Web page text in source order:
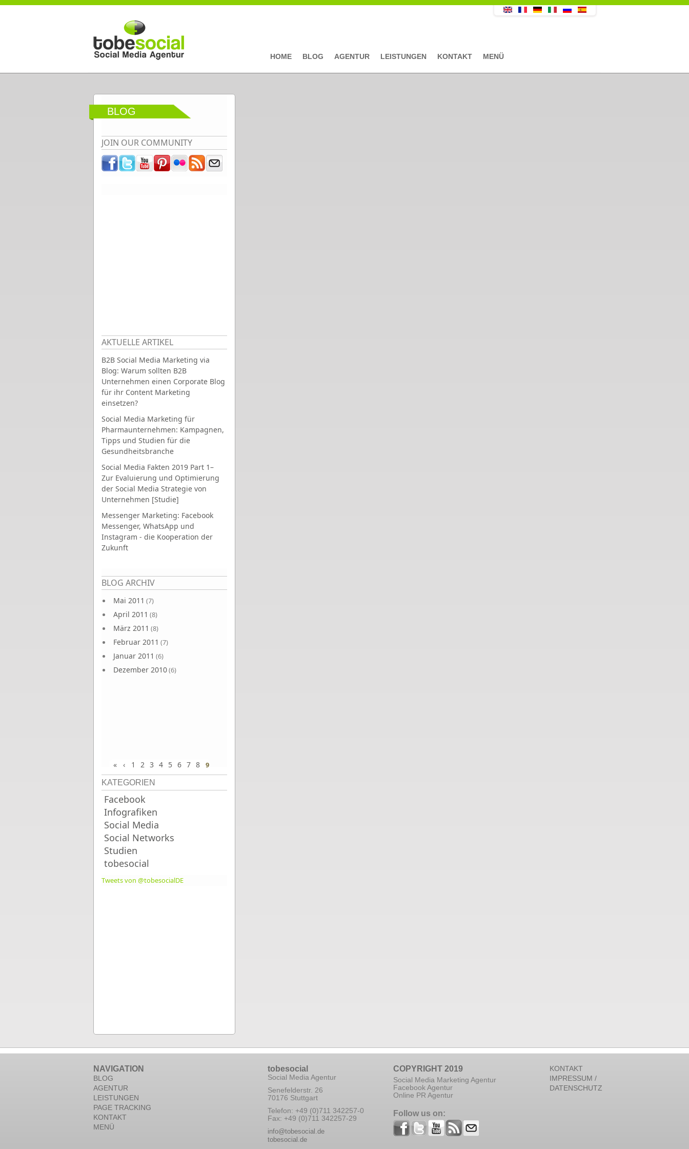
Direkt zum Inhalt
HOME BLOG AGENTUR LEISTUNGEN KONTAKT MENÜ
BLOG
JOIN OUR COMMUNITY
AKTUELLE ARTIKEL
B2B Social Media Marketing via
Blog: Warum sollten B2B
Unternehmen einen Corporate Blog
für ihr Content Marketing
einsetzen?
Social Media Marketing für
Pharmaunternehmen: Kampagnen,
Tipps und Studien für die
Gesundheitsbranche
Social Media Fakten 2019 Part 1–
Zur Evaluierung und Optimierung
der Social Media Strategie von
Unternehmen [Studie]
Messenger Marketing: Facebook
Messenger, WhatsApp und
Instagram - die Kooperation der
Zukunft
BLOG ARCHIV
Mai 2011 (7)
April 2011 (8)
März 2011 (8)
Februar 2011 (7)
Januar 2011 (6)
Dezember 2010(6)
Seiten
« ‹ 1 2 3 4 5 6 7 8 9
KATEGORIEN
Facebook
Infografiken
Social Media
Social Networks
Studien
tobesocial
Tweets von @tobesocialDE
NAVIGATION
BLOG
AGENTUR
LEISTUNGEN
PAGE TRACKING
KONTAKT
MENÜ
tobesocial
Social Media Agentur
Senefelderstr. 26
70176 Stuttgart
Telefon: +49 (0)711 342257-0
Fax: +49 (0)711 342257-29
info@tobesocial.de
tobesocial.de
COPYRIGHT 2019
Social Media Marketing Agentur
Facebook Agentur
Online PR Agentur
Follow us on:
KONTAKT
IMPRESSUM /
DATENSCHUTZ